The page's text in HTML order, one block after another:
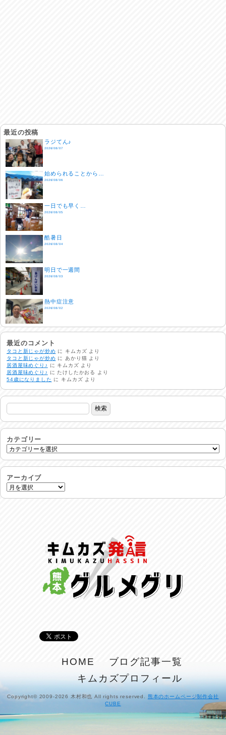
最近の投稿
ラジてん♪
2026/08/07
始められることから…
2026/08/06
一日でも早く…
2026/08/05
酷暑日
2026/08/04
明日で一週間
2026/08/03
熱中症注意
2026/08/02
非常時には…
2026/08/01
生活支援情報
2026/07/31
24時間体制
2026/07/30
命を守る行動を…
土用丑の日♪
2026/07/28
リスナーの集い！
2026/07/25
馬肉料理 桜馬亭
2026/07/24
最近のコメント
タコと新じゃが炒め に キムカズ より
タコと新じゃが炒め に あかり猫 より
居酒屋味めぐり♪
に キムカズ より
居酒屋味めぐり♪
にたけしたかおる
より
54歳になりました に キムカズ より
カテゴリー
アーカイブ
HOME
ブログ記事一覧
キムカズプロフィール
Copyright© 2009-2026 木村和也 All rights reserved. 熊本のホームページ制作会社
CUBE